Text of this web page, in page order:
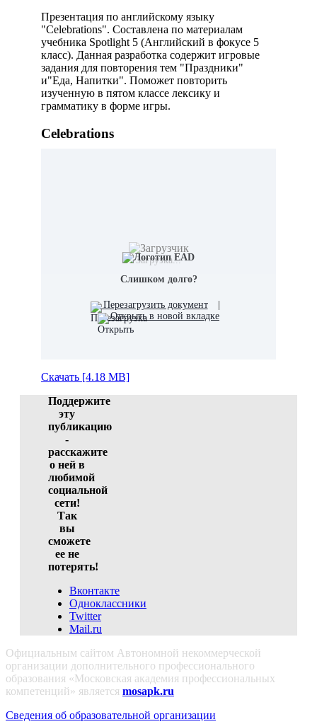
Презентация по английскому языку
"Celebrations". Составлена по материалам
учебника Spotlight 5 (Английский в фокусе 5
класс). Данная разработка содержит игровые
задания для повторения тем "Праздники"
и"Еда, Напитки". Поможет повторить
изученную в пятом классе лексику и
грамматику в форме игры.
Celebrations
Загрузка...
Слишком долго?
Перезагрузить документ
Открыть в новой вкладке
Скачать [4.18 MB]
Поддержите
эту
публикацию
-
расскажите
о ней в
любимой
социальной
сети!
Так
вы
сможете
ее не
потерять!
Вконтакте
Одноклассники
Twitter
Mail.ru
Официальным сайтом Автономной некоммерческой
организации дополнительного профессионального
образования «Московская академия профессиональных
компетенций» является mosapk.ru
Сведения об образовательной организации